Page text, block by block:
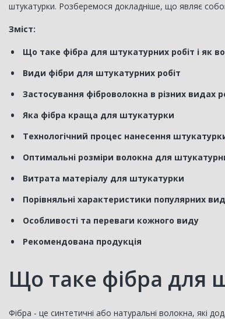
штукатурки. Розберемося докладніше, що являє
Зміст:
Що таке фібра для штукатурних робіт і як
Види фібри для штукатурних робіт
Застосування фіброволокна в різних видах
Яка фібра краща для штукатурки
Технологічний процес нанесення
Оптимальні розміри волокна для
Витрата матеріалу для штукатурки
Порівняльні характеристики популярних
Особливості та переваги кожного виду
Рекомендована продукція
Що таке фібра для
Фібра - це синтетичні або натуральні волокна, які